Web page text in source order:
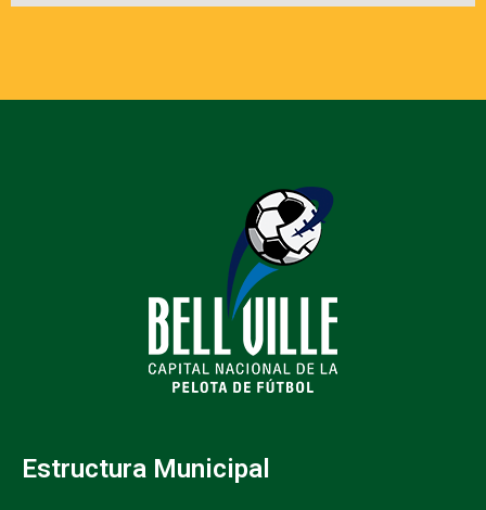
Estructura Municipal